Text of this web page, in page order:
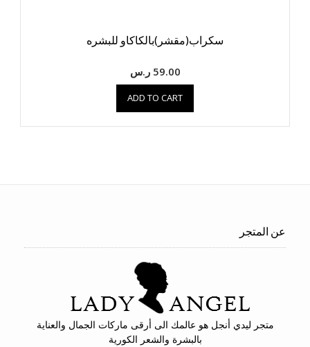
سكراب(مقشر)بالكاكاو للبشره
59.00 ر.س
ADD TO CART
عن المتجر
متجر ليدي أنجل هو عالمك الى أرقى ماركات الجمال والعناية
بالبشرة والشعر الكورية